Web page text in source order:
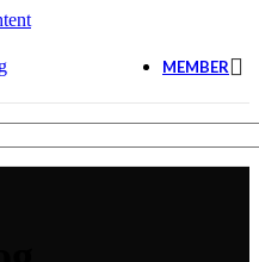
MEMBER